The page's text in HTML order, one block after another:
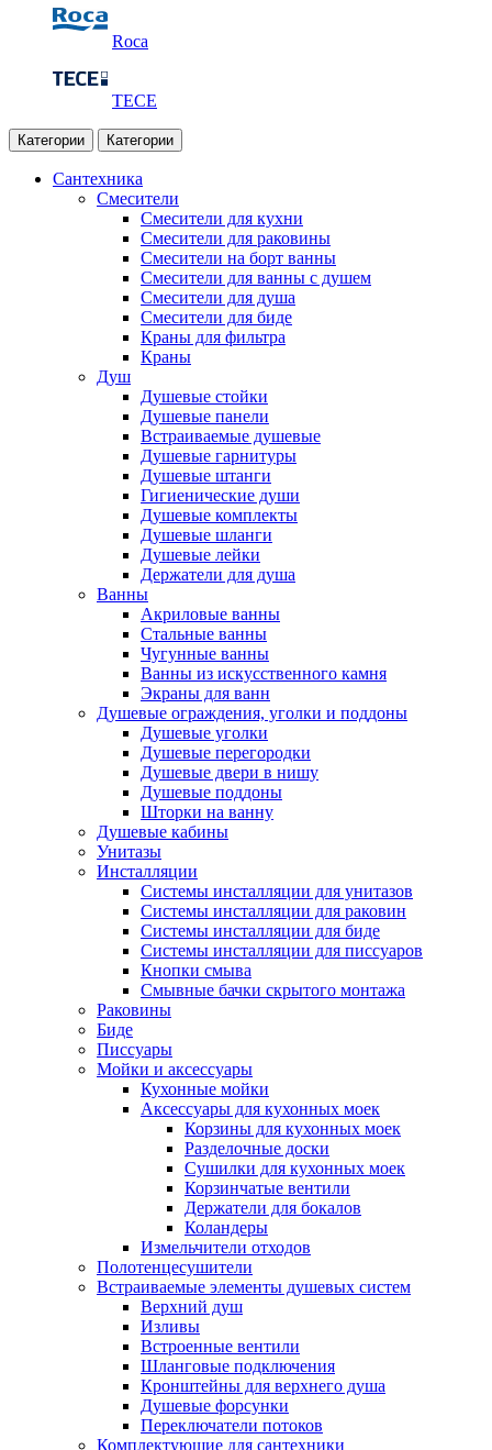
Roca
TECE
Категории Категории
Сантехника
Смесители
Смесители для кухни
Смесители для раковины
Смесители на борт ванны
Смесители для ванны с душем
Смесители для душа
Смесители для биде
Краны для фильтра
Краны
Душ
Душевые стойки
Душевые панели
Встраиваемые душевые
Душевые гарнитуры
Душевые штанги
Гигиенические души
Душевые комплекты
Душевые шланги
Душевые лейки
Держатели для душа
Ванны
Акриловые ванны
Стальные ванны
Чугунные ванны
Ванны из искусственного камня
Экраны для ванн
Душевые ограждения, уголки и поддоны
Душевые уголки
Душевые перегородки
Душевые двери в нишу
Душевые поддоны
Шторки на ванну
Душевые кабины
Унитазы
Инсталляции
Системы инсталляции для унитазов
Системы инсталляции для раковин
Системы инсталляции для биде
Системы инсталляции для писсуаров
Кнопки смыва
Смывные бачки скрытого монтажа
Раковины
Биде
Писсуары
Мойки и аксессуары
Кухонные мойки
Аксессуары для кухонных моек
Корзины для кухонных моек
Разделочные доски
Сушилки для кухонных моек
Корзинчатые вентили
Держатели для бокалов
Коландеры
Измельчители отходов
Полотенцесушители
Встраиваемые элементы душевых систем
Верхний душ
Изливы
Встроенные вентили
Шланговые подключения
Кронштейны для верхнего душа
Душевые форсунки
Переключатели потоков
Комплектующие для сантехники